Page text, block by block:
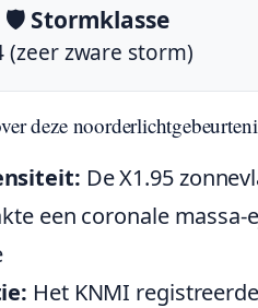
🛡️ Stormklasse
(zeer zware storm)
deze
De X1.95
een coronale massa-
Het KNMI